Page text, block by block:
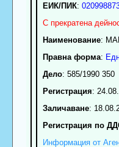
ЕИК/ПИК:
С прекратена
Наименование:
Правна форма:
Дело: 585/1990 350
Регистрация:
Заличаване:
Регистрация по
Информация от